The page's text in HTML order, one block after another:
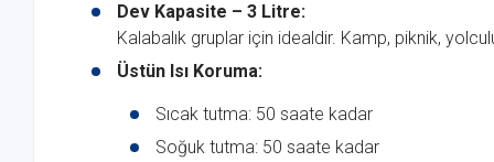
Dev Kapasite – 3 Litre:
Kalabalık gruplar için idealdir. Kamp, piknik,
Üstün Isı Koruma:
Sıcak tutma: 50 saate kadar
Soğuk tutma: 50 saate kadar